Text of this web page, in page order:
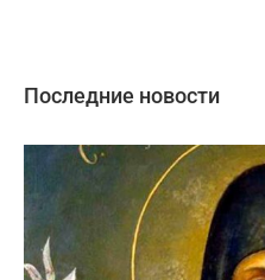
Последние новости